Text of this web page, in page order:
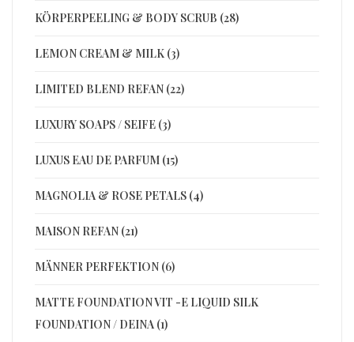
KÖRPERPEELING & BODY SCRUB (28)
LEMON CREAM & MILK (3)
LIMITED BLEND REFAN (22)
LUXURY SOAPS / SEIFE (3)
LUXUS EAU DE PARFUM (15)
MAGNOLIA & ROSE PETALS (4)
MAISON REFAN (21)
MÄNNER PERFEKTION (6)
MATTE FOUNDATION VIT -E LIQUID SILK
FOUNDATION / DEINA (1)